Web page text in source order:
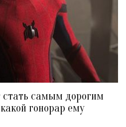
самым дорогим
гонорар ему